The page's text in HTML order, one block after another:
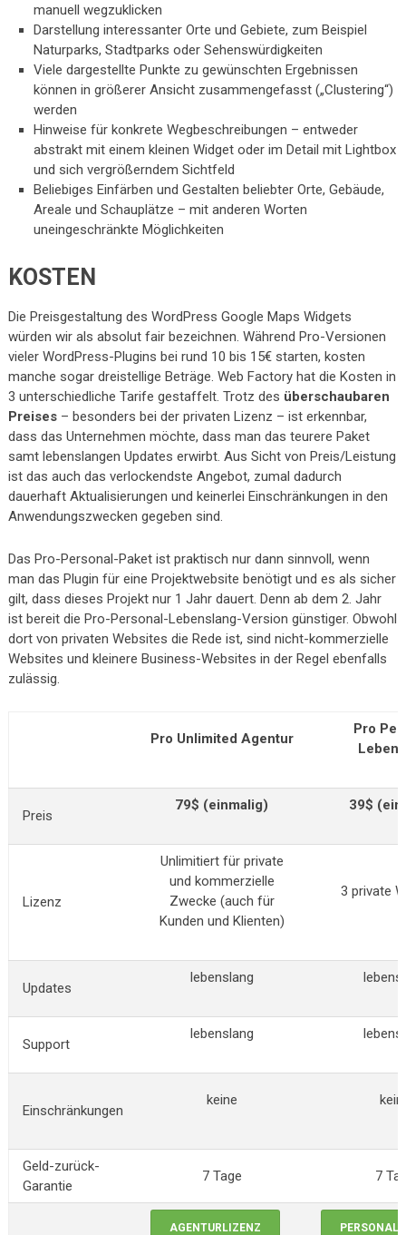
manuell wegzuklicken
Darstellung interessanter Orte und Gebiete, zum Beispiel
Naturparks, Stadtparks oder Sehenswürdigkeiten
Viele dargestellte Punkte zu gewünschten Ergebnissen
können in größerer Ansicht zusammengefasst („Clustering“)
werden
Hinweise für konkrete Wegbeschreibungen – entweder
abstrakt mit einem kleinen Widget oder im Detail mit Lightbox
und sich vergrößerndem Sichtfeld
Beliebiges Einfärben und Gestalten beliebter Orte, Gebäude,
Areale und Schauplätze – mit anderen Worten
uneingeschränkte Möglichkeiten
KOSTEN
Die Preisgestaltung des WordPress Google Maps Widgets
würden wir als absolut fair bezeichnen. Während Pro-Versionen
vieler WordPress-Plugins bei rund 10 bis 15€ starten, kosten
manche sogar dreistellige Beträge. Web Factory hat die Kosten in
3 unterschiedliche Tarife gestaffelt. Trotz des überschaubaren
Preises– besonders bei der privaten Lizenz – ist erkennbar,
dass das Unternehmen möchte, dass man das teurere Paket
samt lebenslangen Updates erwirbt. Aus Sicht von Preis/Leistung
ist das auch das verlockendste Angebot, zumal dadurch
dauerhaft Aktualisierungen und keinerlei Einschränkungen in den
Anwendungszwecken gegeben sind.
Das Pro-Personal-Paket ist praktisch nur dann sinnvoll, wenn
man das Plugin für eine Projektwebsite benötigt und es als sicher
gilt, dass dieses Projekt nur 1 Jahr dauert. Denn ab dem 2. Jahr
ist bereit die Pro-Personal-Lebenslang-Version günstiger. Obwohl
dort von privaten Websites die Rede ist, sind nicht-kommerzielle
Websites und kleinere Business-Websites in der Regel ebenfalls
zulässig.
Pro Unlimited Agentur
Pro
Preis
79$ (einmalig) 39$
Lizenz
Unlimitiert für private
und kommerzielle
Zwecke (auch für
Kunden und Klienten)
3 private
Updates
lebenslang
Support
lebenslang
Einschränkungen
keine
Geld-zurück-
Garantie
7 Tage 7
AGENTURLIZENZ